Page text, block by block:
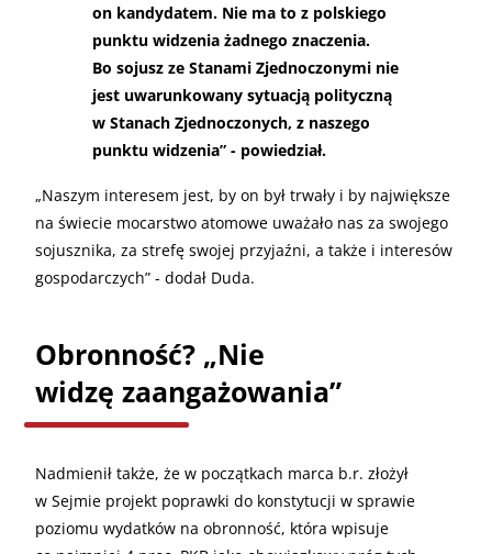
on kandydatem. Nie ma to z polskiego
punktu widzenia żadnego znaczenia.
Bo sojusz ze Stanami Zjednoczonymi nie
jest uwarunkowany sytuacją polityczną
w Stanach Zjednoczonych, z naszego
punktu widzenia” - powiedział.
„Naszym interesem jest, by on był trwały i by największe
na świecie mocarstwo atomowe uważało nas za swojego
sojusznika, za strefę swojej przyjaźni, a także i interesów
gospodarczych” - dodał Duda.
Obronność? „Nie
widzę zaangażowania”
Nadmienił także, że w początkach marca b.r. złożył
w Sejmie projekt poprawki do konstytucji w sprawie
poziomu wydatków na obronność, która wpisuje